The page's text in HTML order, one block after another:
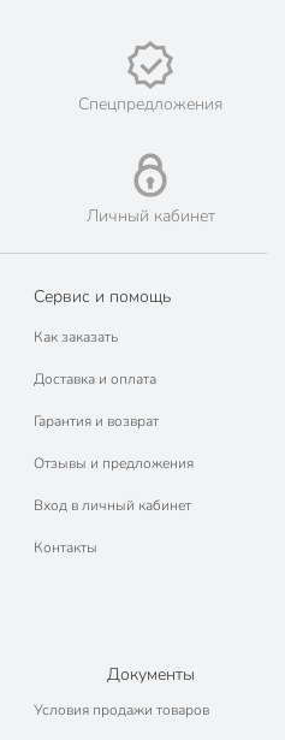
каждый день!
Интернет-гипермаркет
ведущих мировых
Спецпредложения
Личный кабинет
Сервис и помощь
Как заказать
Доставка и оплата
Гарантия и возврат
Отзывы и предложения
Вход в личный кабинет
Контакты
Документы
Условия продажи товаров